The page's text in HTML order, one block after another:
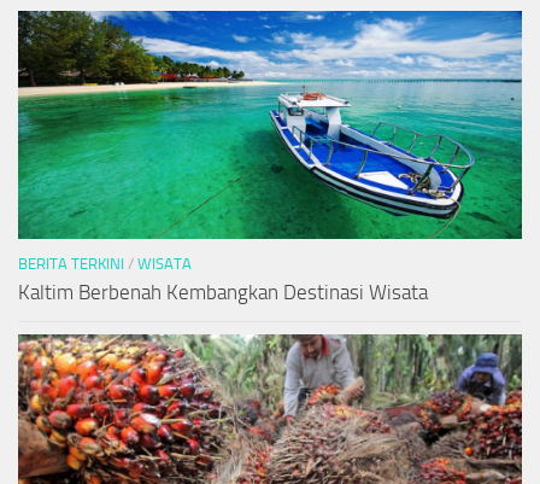
BERITA TERKINI / WISATA
Kaltim Berbenah Kembangkan Destinasi Wisata